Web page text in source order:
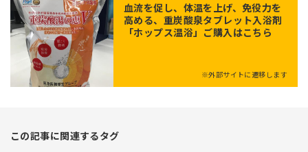
血流を促し、体温を上げ、免役力を
高める、重炭酸泉タブレット入浴剤
「ホップス温浴」ご購入はこちら
※外部サイトに遷移します
この記事に関連するタグ